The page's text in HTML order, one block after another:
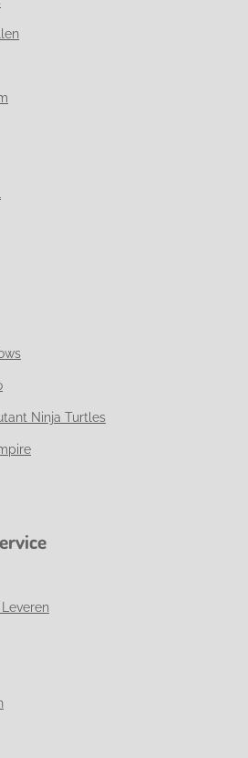
Ninja Turtles